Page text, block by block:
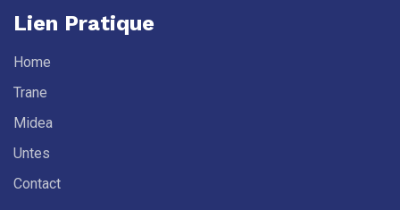
Lien Pratique
Home
Trane
Midea
Untes
Contact